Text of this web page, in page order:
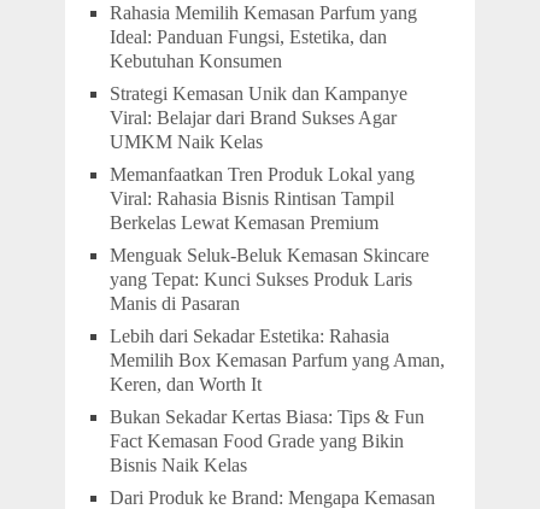
Rahasia Memilih Kemasan Parfum yang
Ideal: Panduan Fungsi, Estetika, dan
Kebutuhan Konsumen
Strategi Kemasan Unik dan Kampanye
Viral: Belajar dari Brand Sukses Agar
UMKM Naik Kelas
Memanfaatkan Tren Produk Lokal yang
Viral: Rahasia Bisnis Rintisan Tampil
Berkelas Lewat Kemasan Premium
Menguak Seluk-Beluk Kemasan Skincare
yang Tepat: Kunci Sukses Produk Laris
Manis di Pasaran
Lebih dari Sekadar Estetika: Rahasia
Memilih Box Kemasan Parfum yang Aman,
Keren, dan Worth It
Bukan Sekadar Kertas Biasa: Tips & Fun
Fact Kemasan Food Grade yang Bikin
Bisnis Naik Kelas
Dari Produk ke Brand: Mengapa Kemasan